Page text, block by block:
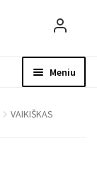
Meniu
VAIKIŠKAS